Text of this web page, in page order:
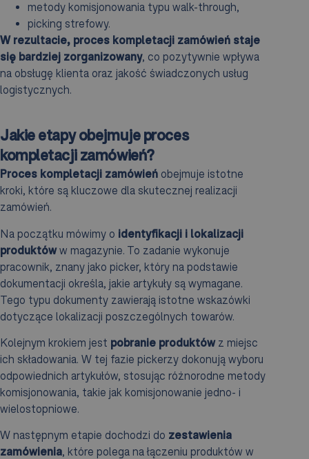
metody komisjonowania typu walk-through,
picking strefowy.
W rezultacie, proces kompletacji zamówień staje
się bardziej zorganizowany, co pozytywnie wpływa
na obsługę klienta oraz jakość świadczonych usług
logistycznych.
Jakie etapy obejmuje proces
kompletacji zamówień?
Proces kompletacji zamówień obejmuje istotne
kroki, które są kluczowe dla skutecznej realizacji
zamówień.
Na początku mówimy o identyfikacji i lokalizacji
produktóww magazynie. To zadanie wykonuje
pracownik, znany jako picker, który na podstawie
dokumentacji określa, jakie artykuły są wymagane.
Tego typu dokumenty zawierają istotne wskazówki
dotyczące lokalizacji poszczególnych towarów.
Kolejnym krokiem jest pobranie produktówz miejsc
ich składowania. W tej fazie pickerzy dokonują wyboru
odpowiednich artykułów, stosując różnorodne metody
komisjonowania, takie jak komisjonowanie jedno- i
wielostopniowe.
W następnym etapie dochodzi do zestawienia
zamówienia, które polega na łączeniu produktów w